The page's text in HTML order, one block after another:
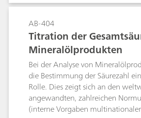
H2SiF6 aus dem Ätzen von
enthalten, können mit dem 859
einer Folge von zwei
werden. Die erste Bestimmung
direkte Titration mit Standard
mol/L, gefolgt von einer
= 2 mol/L. Diese Bestimmung
H2SiF6-Gehalt sowie einen Wert
kombinierten (HNO3+HF)
Bestimmung besteht aus einer
AB-404
Titration der
Mineralölprodukten
Bei der Analyse von
die Bestimmung der Säurezahl
Rolle. Dies zeigt sich an den
angewandten, zahlreichen
(interne Vorgaben